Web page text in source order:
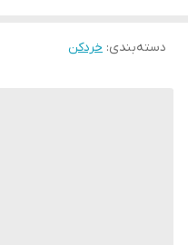
دسته‌بندی: خردکن